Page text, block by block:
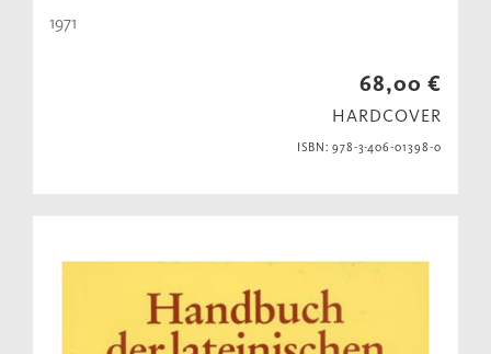
1971
68,00 €
HARDCOVER
ISBN: 978-3-406-01398-0